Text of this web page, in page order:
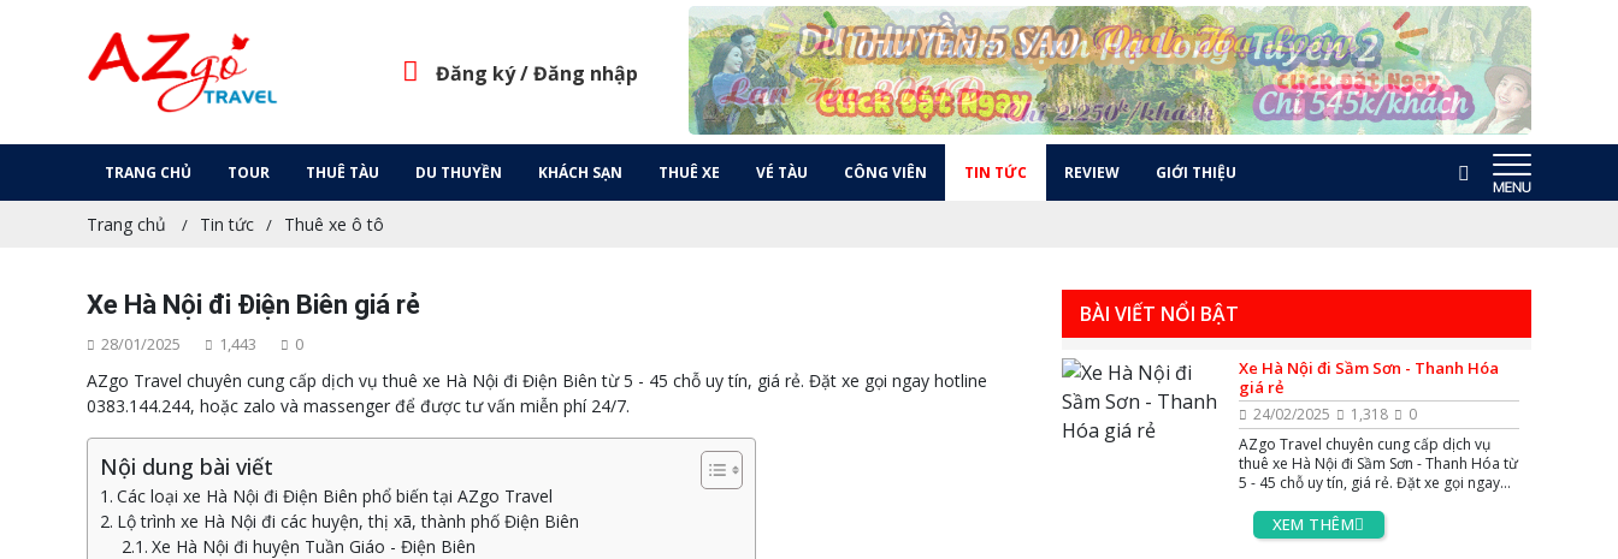
Đăng ký / Đăng nhập
TRANG CHỦ TOUR THUÊ TÀU DU THUYỀN KHÁCH SẠN THUÊ XE VÉ TÀU CÔNG VIÊN TIN TỨC REVIEW GIỚI THIỆU
Trang chủ Tin tức Thuê xe ô tô
Xe Hà Nội đi Điện Biên giá rẻ
28/01/2025 1,443 0
AZgo Travel chuyên cung cấp dịch vụ thuê xe Hà Nội đi Điện Biên từ 5 - 45 chỗ uy tín, giá rẻ. Đặt xe gọi ngay hotline
0383.144.244, hoặc zalo và massenger để được tư vấn miễn phí 24/7.
Nội dung bài viết
Các loại xe Hà Nội đi Điện Biên phổ biến tại AZgo Travel
Lộ trình xe Hà Nội đi các huyện, thị xã, thành phố Điện Biên
Xe Hà Nội đi huyện Tuần Giáo - Điện Biên
BÀI VIẾT NỔI BẬT
Xe Hà Nội đi Sầm Sơn - Thanh Hóa
giá rẻ
24/02/2025 1,318
0
AZgo Travel chuyên cung cấp dịch vụ
thuê xe Hà Nội đi Sầm Sơn - Thanh Hóa từ
5 - 45 chỗ uy tín, giá rẻ. Đặt xe gọi ngay
Massenger để được tư vấn miễn phí 24/7.
XEM THÊM